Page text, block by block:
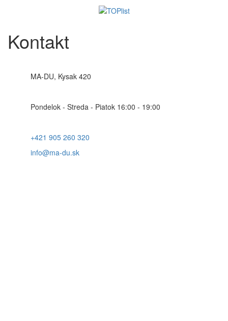
Kontakt
MA-DU, Kysak 420
Pondelok - Streda - Piatok 16:00 - 19:00
+421 905 260 320
info@ma-du.sk